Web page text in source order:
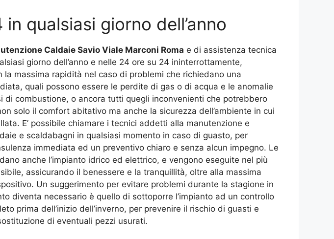
qualsiasi giorno dell’anno
Caldaie Savio Viale Marconi Roma e di assistenza tecnica
giorno dell’anno e nelle 24 ore su 24 ininterrottamente,
la massima rapidità nel caso di problemi che richiedano una
quali possono essere le perdite di gas o di acqua e le anomalie
di combustione, o ancora tutti quegli inconvenienti che potrebbero
solo il comfort abitativo ma anche la sicurezza dell’ambiente in cui
E’ possibile chiamare i tecnici addetti alla manutenzione e
e scaldabagni in qualsiasi momento in caso di guasto, per
immediata ed un preventivo chiaro e senza alcun impegno. Le
anche l’impianto idrico ed elettrico, e vengono eseguite nel più
assicurando il benessere e la tranquillità, oltre alla massima
Un suggerimento per evitare problemi durante la stagione in
diventa necessario è quello di sottoporre l’impianto ad un controllo
prima dell’inizio dell’inverno, per prevenire il rischio di guasti e
di eventuali pezzi usurati.